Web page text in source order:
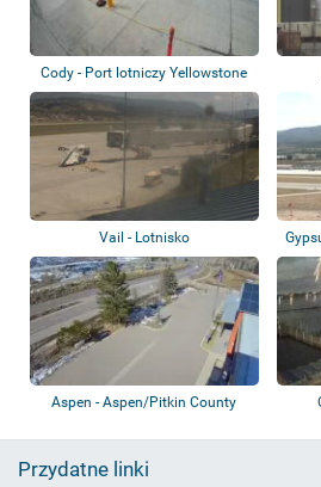
Cody - Port lotniczy Yellowstone
Vail - Lotnisko
Aspen - Aspen/Pitkin County
Przydatne linki